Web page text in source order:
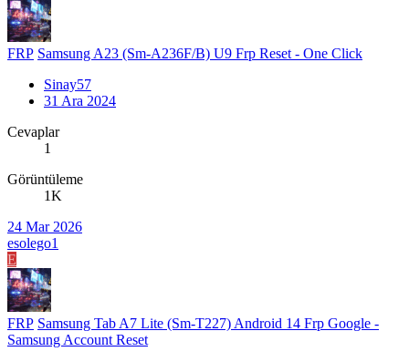
FRP Samsung A23 (Sm-A236F/B) U9 Frp Reset - One Click
Sinay57
31 Ara 2024
Cevaplar
1
Görüntüleme
1K
24 Mar 2026
esolego1
E
FRP Samsung Tab A7 Lite (Sm-T227) Android 14 Frp Google -
Samsung Account Reset